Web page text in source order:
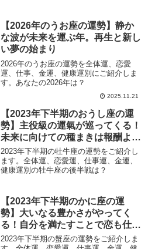
【2026年のうお座の運勢】静か
な波が未来を運ぶ年。再生と新し
い夢の始まり
2026年のうお座の運勢を全体運、恋愛
運、仕事、金運、健康運別にご紹介しま
す。あなたの2026年は？
2025.11.21
【2023年下半期のおうし座の運
勢】主役級の運氣が巡ってくる！
未来に向けての種まきは報酬より
も「やりがい」重視で
2023年下半期の牡牛座の運勢をご紹介し
ます。全体運、恋愛運、仕事運、金運、
健康運別の牡牛座の後半戦は？
【2023年下半期のかに座の運
勢】大いなる豊かさがやってく
る！自分を満たすことで恋も仕事
も幸転♪
2023年下半期の蟹座の運勢をご紹介しま